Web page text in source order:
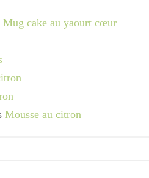
Mug cake au yaourt cœur
Mousse au citron